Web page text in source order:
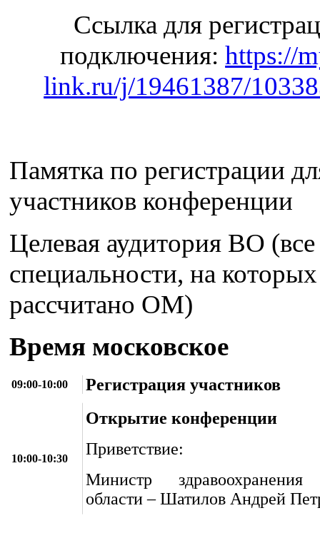
Ссылка для
подключения:https://
link.ru/j/19461387/
Памятка по регистрации
участников конференции
Целевая аудитория ВО (все
специальности, на которых
рассчитано ОМ)
Время московское
09:00-10:00 Регистрация участников
10:00-10:30
Открытие конференции
Приветствие:
Министр здравоохранения
области – Шатилов Андрей